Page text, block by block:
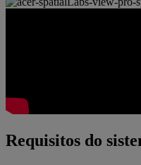
Requisitos do